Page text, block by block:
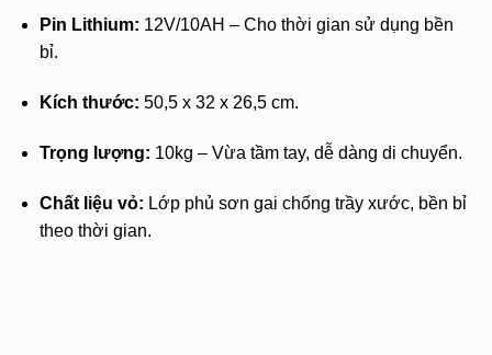
Pin Lithium: 12V/10AH – Cho thời gian sử dụng bền
bỉ.
Kích thước: 50,5 x 32 x 26,5 cm.
Trọng lượng: 10kg – Vừa tầm tay, dễ dàng di chuyển.
Chất liệu vỏ: Lớp phủ sơn gai chống trầy xước, bền bỉ
theo thời gian.